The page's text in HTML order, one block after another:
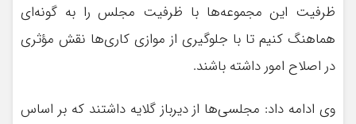
ظرفیت این مجموعه‌ها با ظرفیت مجلس را به گونه‌ای
هماهنگ کنیم تا با جلوگیری از موازی کاری‌ها نقش مؤثری
در اصلاح امور داشته باشند.
وی ادامه داد: مجلسی‌ها از دیرباز گلایه داشتند که بر اساس